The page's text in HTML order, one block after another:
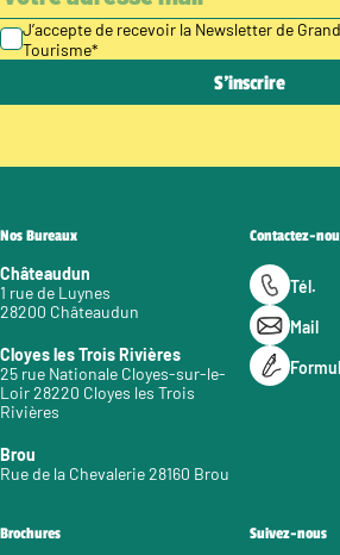
J’accepte de recevoir la Newsletter de
Tourisme*
Nos Bureaux
Châteaudun
1 rue de Luynes
28200 Châteaudun
Cloyes les Trois Rivières
25 rue Nationale Cloyes-sur-le-
Loir 28220 Cloyes les Trois
Rivières
Brou
Rue de la Chevalerie 28160 Brou
Contactez-
Tél.
Mail
Brochures Suivez-nous